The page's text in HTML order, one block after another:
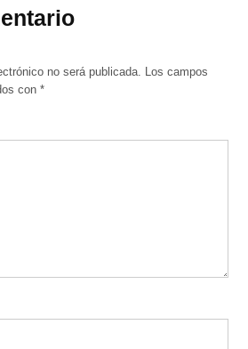
no será publicada. Los campos
con*